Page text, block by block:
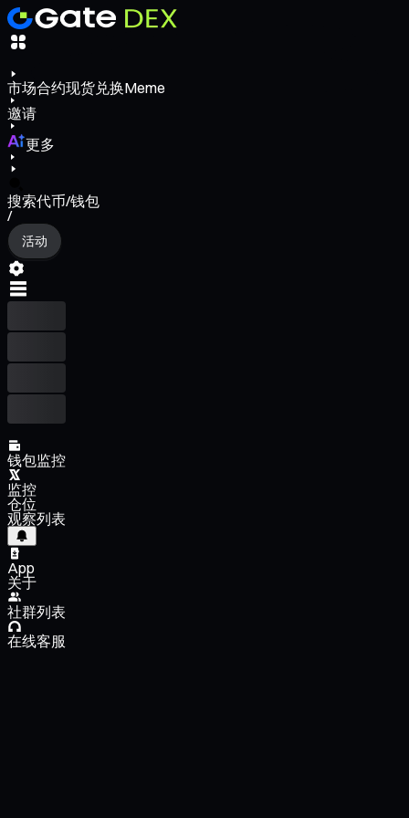
市场合约现货兑换Meme
邀请
更多
搜索代币/钱包
/
活动
钱包监控
监控
仓位
观察列表
App
关于
社群列表
在线客服